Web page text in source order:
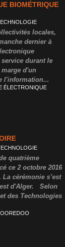
BIOMÉTRIQUE
locales,
dernier à
durant le
marge d'un
l'information...
ÉLECTRONIQUE
quatrième
ce 2 octobre 2016
cérémonie s’est
est d'Alger. Selon
des Technologies
OOREDOO